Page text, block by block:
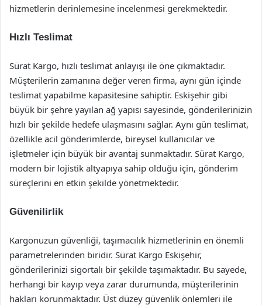
hizmetlerin derinlemesine incelenmesi gerekmektedir.
Hızlı Teslimat
Sürat Kargo, hızlı teslimat anlayışı ile öne çıkmaktadır.
Müşterilerin zamanına değer veren firma, aynı gün içinde
teslimat yapabilme kapasitesine sahiptir. Eskişehir gibi
büyük bir şehre yayılan ağ yapısı sayesinde, gönderilerinizin
hızlı bir şekilde hedefe ulaşmasını sağlar. Aynı gün teslimat,
özellikle acil gönderimlerde, bireysel kullanıcılar ve
işletmeler için büyük bir avantaj sunmaktadır. Sürat Kargo,
modern bir lojistik altyapıya sahip olduğu için, gönderim
süreçlerini en etkin şekilde yönetmektedir.
Güvenilirlik
Kargonuzun güvenliği, taşımacılık hizmetlerinin en önemli
parametrelerinden biridir. Sürat Kargo Eskişehir,
gönderilerinizi sigortalı bir şekilde taşımaktadır. Bu sayede,
herhangi bir kayıp veya zarar durumunda, müşterilerinin
hakları korunmaktadır. Üst düzey güvenlik önlemleri ile